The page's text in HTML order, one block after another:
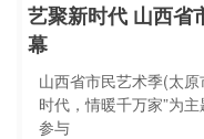
艺聚新时代 山西省
幕
山西省市民艺术季(太
时代，情暖千万家”为
参与